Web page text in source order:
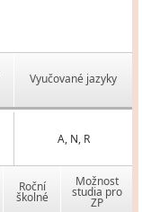
Vyučované jazyky
A, N, R
Roční
školné
Možnost
studia pro
ZP